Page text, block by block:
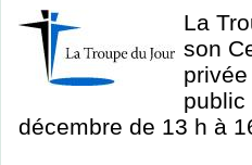
La
son
public
décembre de 13 h à